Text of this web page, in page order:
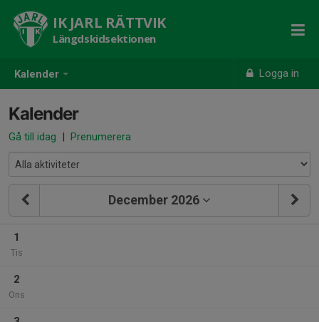
Kalender Logga in
IK JARL RÄTTVIK
Längdskidsektionen
Kalender
Gå till idag | Prenumerera
December 2026
1
Tis
2
Ons